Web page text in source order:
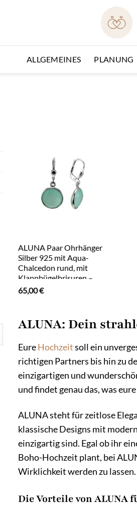
ALLGEMEINES PLANUNG
ALUNA Paar Ohrhänger
Silber 925 mit Aqua-
Chalcedon rund, mit
Klappbügelbrisuren –
Brautschmuck – er0367x1
65,00€
ALUNA: Dein
EureHochzeitsoll ein
richtigen Partners bis hin zu
einzigartigen und
und findet genau das, was
ALUNA steht für zeitlose
klassische Designs mit
einzigartig sind. Egal ob ihr
Boho-Hochzeit plant, bei
Wirklichkeit werden zu lassen.
Die Vorteile von ALUNA